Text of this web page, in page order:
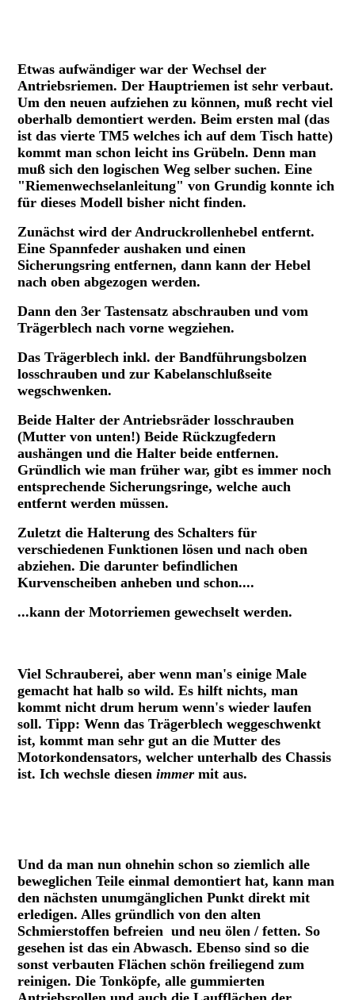
Etwas aufwändiger war der Wechsel der
Antriebsriemen. Der Hauptriemen ist sehr verbaut.
Um den neuen aufziehen zu können, muß recht viel
oberhalb demontiert werden. Beim ersten mal (das
ist das vierte TM5 welches ich auf dem Tisch hatte)
kommt man schon leicht ins Grübeln. Denn man
muß sich den logischen Weg selber suchen. Eine
"Riemenwechselanleitung" von Grundig konnte ich
für dieses Modell bisher nicht finden.
Zunächst wird der Andruckrollenhebel entfernt.
Eine Spannfeder aushaken und einen
Sicherungsring entfernen, dann kann der Hebel
nach oben abgezogen werden.
Dann den 3er Tastensatz abschrauben und vom
Trägerblech nach vorne wegziehen.
Das Trägerblech inkl. der Bandführungsbolzen
losschrauben und zur Kabelanschlußseite
wegschwenken.
Beide Halter der Antriebsräder losschrauben
(Mutter von unten!) Beide Rückzugfedern
aushängen und die Halter beide entfernen.
Gründlich wie man früher war, gibt es immer noch
entsprechende Sicherungsringe, welche auch
entfernt werden müssen.
Zuletzt die Halterung des Schalters für
verschiedenen Funktionen lösen und nach oben
abziehen. Die darunter befindlichen
Kurvenscheiben anheben und schon....
...kann der Motorriemen gewechselt werden.
Viel Schrauberei, aber wenn man's einige Male
gemacht hat halb so wild. Es hilft nichts, man
kommt nicht drum herum wenn's wieder laufen
soll. Tipp: Wenn das Trägerblech weggeschwenkt
ist, kommt man sehr gut an die Mutter des
Motorkondensators, welcher unterhalb des Chassis
ist. Ich wechsle diesenimmer mit aus.
Und da man nun ohnehin schon so ziemlich alle
beweglichen Teile einmal demontiert hat, kann man
den nächsten unumgänglichen Punkt direkt mit
erledigen. Alles gründlich von den alten
Schmierstoffen befreien und neu ölen / fetten. So
gesehen ist das ein Abwasch. Ebenso sind so die
sonst verbauten Flächen schön freiliegend zum
reinigen. Die Tonköpfe, alle gummierten